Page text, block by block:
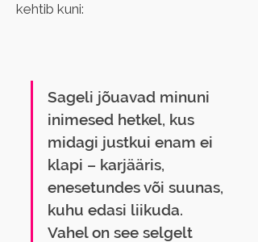
kehtib kuni:
Sageli jõuavad minuni
inimesed hetkel, kus
midagi justkui enam ei
klapi – karjääris,
enesetundes või suunas,
kuhu edasi liikuda.
Vahel on see selgelt